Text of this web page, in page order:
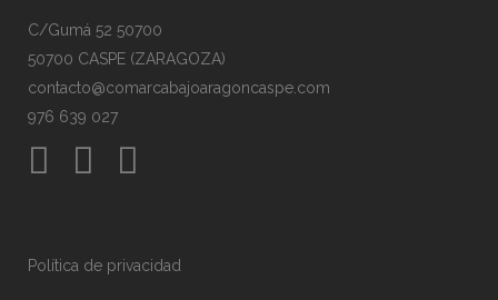
C/Gumá 52 50700
50700 CASPE (ZARAGOZA)
contacto@comarcabajoaragoncaspe.com
976 639 027
Política de privacidad